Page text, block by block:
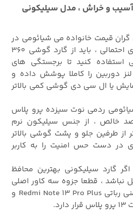
آسیب و خراش ، مدل سیلیکونی
گران قیمت خانواده می شیائومی در
، باید از گارد گوشی 360
استفاده کنید تا برجستگی های
دوربین را کاملا پوشش داده و
یا ال سی دی گوشی کمی بالاتر
ردمی نوت سیزده پرو پلاس
خالص ، از جنس سیلیکون نرم
0.4 میلی متر از طرفین جلو و پشت گوشی بالاتر
در دست حس امنیت را به کاربر
گارد سیلیکونی بهترین محافظ
نباشد ، قطعا جزوه سه کاور اصلی
در کنار مدلهای قاب بتمنی رباتی Redmi Note 13 Pro Plus و